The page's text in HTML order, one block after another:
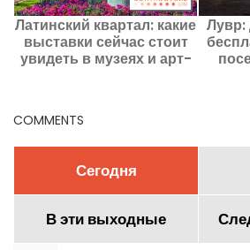
Латинский квартал: какие
выставки сейчас стоит
увидеть в музеях и арт-
Лувр:
COMMENTS
Сегодня
В эти выходные